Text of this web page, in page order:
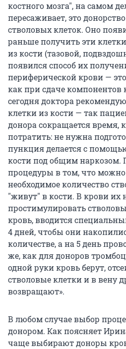
костного мозга", на самом
пересаживает, это
стволовых клеток. Оно
раньше получить эти
из кости (тазовой,
появился способ их
периферической крови —
как при сдаче компонентов
сегодня доктора
клетки из кости — так
донора сокращается время,
потратить: не нужна
пункция делается с
кости под общим наркозом.
процедуры в том, что
необходимое количество
"живут" в кости. В крови их
простимулировать
кровь, вводится
4 дней, чтобы они
количестве, а на 5 день
же, как для доноров
одной руки кровь берут,
стволовые клетки и в вену
возвращают».
В любом случае выбор
донором. Как поясняет
чаще выбирают доноры